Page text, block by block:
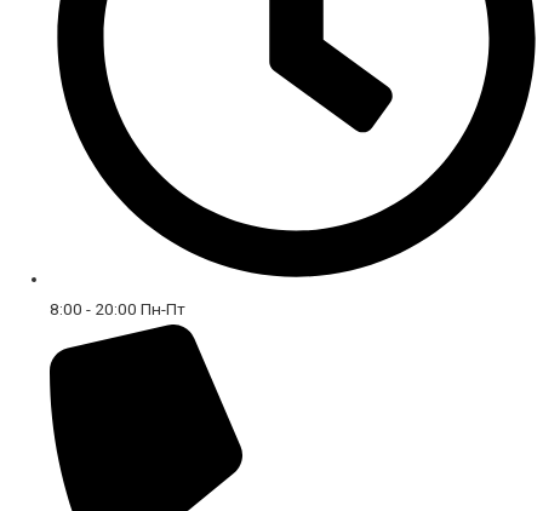
8:00 - 20:00 Пн-Пт